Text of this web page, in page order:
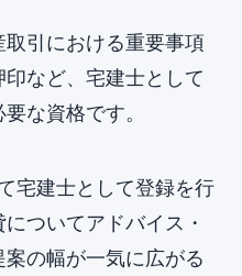
取引における重要事項
など、宅建士として
な資格です。
宅建士として登録を行
ついてアドバイス・
の幅が一気に広がる